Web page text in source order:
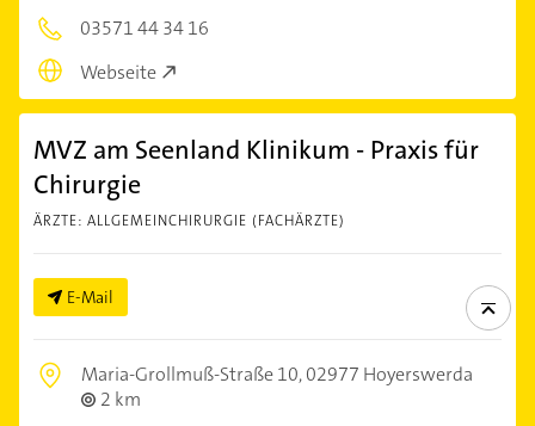
03571 44 34 16
Webseite
MVZ am Seenland Klinikum - Praxis für
Chirurgie
ÄRZTE: ALLGEMEINCHIRURGIE (FACHÄRZTE)
E-Mail
Maria-Grollmuß-Straße 10,02977 Hoyerswerda
2 km